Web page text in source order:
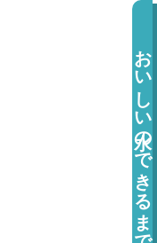
おいしい水のできるまで